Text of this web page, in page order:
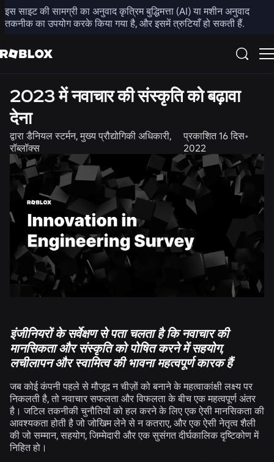
इस साइट की सामग्री का अनुवाद कृत्रिम बुद्धिमत्ता (AI) या मशीन अनुवाद
तकनीक का उपयोग करके किया गया है, और इसमें त्रुटियाँ हो सकती हैं.
साझा करें
अभियांत्रिकी
2023 में नवाचार की संस्कृति को बढ़ावा
देना
द्वारा डैनियल स्टर्मन, मुख्य प्रौद्योगिकी अधिकारी,
रॉब्लॉक्स
प्रकाशित 16 दिस॰
2022
इंजीनियरों के सर्वेक्षण से पता चलता है कि नवाचार की
मानसिकता और संस्कृति को पोषित करने में सहयोग,
लचीलापन और स्वामित्व की भावना महत्वपूर्ण कारक हैं
जब कोई कंपनी पहले से मौजूद न चीज़ों को बनाने के महत्वाकांक्षी लक्ष्य पर
निकलती है, तो नवाचार सफलता और विफलता के बीच एक महत्वपूर्ण अंतर
है। जटिल तकनीकी चुनौतियों को हल करने के लिए एक ऐसी मानसिकता की
आवश्यकता होती है जो जोखिम लेने से न कतराए, और एक ऐसी नेतृत्व शैली
की जो सम्मान, सहयोग, जिम्मेदारी और एक सुसंगत दीर्घकालिक दृष्टिकोण में
निहित हो।